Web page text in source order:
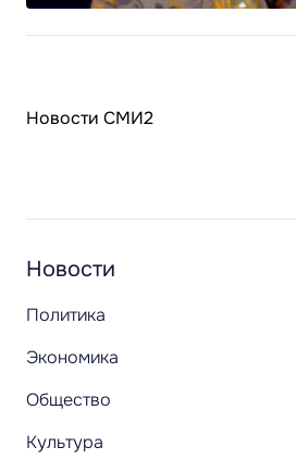
Новости СМИ2
Новости
Политика
Экономика
Общество
Культура